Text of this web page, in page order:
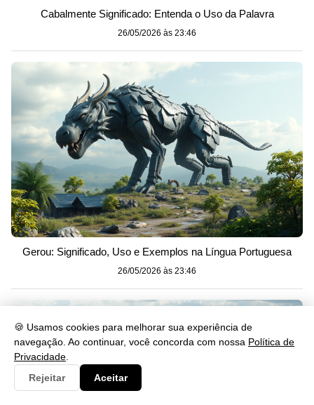
🍪 Usamos cookies para melhorar sua experiência de
navegação. Ao continuar, você concorda com nossa Política de
Privacidade
Rejeitar
Aceitar
Cabalmente Significado: Entenda o Uso da Palavra
26/05/2026 às 23:46
Gerou: Significado, Uso e Exemplos na Língua Portuguesa
26/05/2026 às 23:46